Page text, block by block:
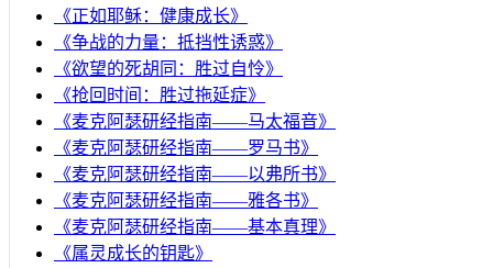
《正如耶稣：健康成长》
《争战的力量：抵挡性诱惑》
《欲望的死胡同：胜过自怜》
《抢回时间：胜过拖延症》
《麦克阿瑟研经指南——马太福音》
《麦克阿瑟研经指南——罗马书》
《麦克阿瑟研经指南——以弗所书》
《麦克阿瑟研经指南——雅各书》
《麦克阿瑟研经指南——基本真理》
《属灵成长的钥匙》